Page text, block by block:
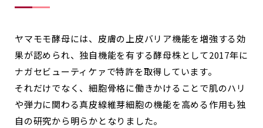
ヤマモモ酵母には、皮膚の上皮バリア機能を増強する効
果が認められ、独自機能を有する酵母株として2017年に
ナガセビューティケァで特許を取得しています。
それだけでなく、細胞骨格に働きかけることで肌のハリ
や弾力に関わる真皮線維芽細胞の機能を高める作用も独
自の研究から明らかとなりました。